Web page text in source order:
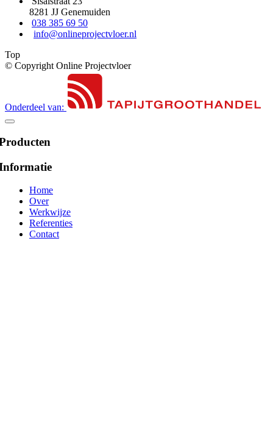
8281 JJ Genemuiden
038 385 69 50
info@onlineprojectvloer.nl
Top
© Copyright Online Projectvloer
Onderdeel van:
Home
Over
Werkwijze
Referenties
Contact